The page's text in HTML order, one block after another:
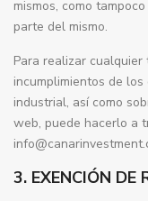
mismos, como
parte del mismo.
Para realizar
incumplimientos de
industrial, así como
web, puede hacerlo a
3. EXENCIÓN DE